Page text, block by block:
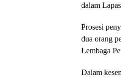
dalam
Prosesi
dua orang
Lembaga
Dalam